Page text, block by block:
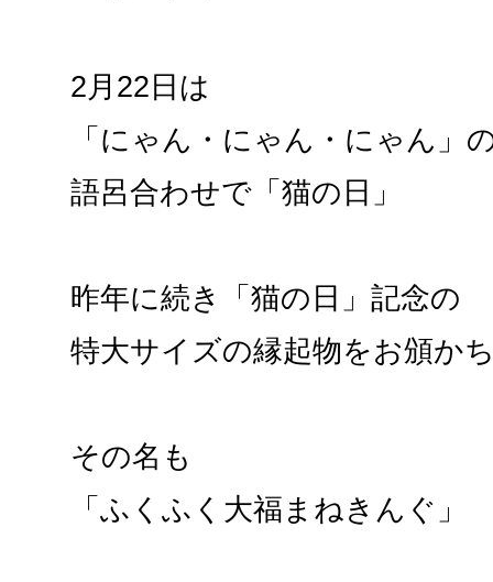
2月22日は
「にゃん・にゃん・にゃん」
語呂合わせで「猫の日」
昨年に続き「猫の日」記念の
特大サイズの縁起物をお頒か
その名も
「ふくふく大福まねきんぐ」